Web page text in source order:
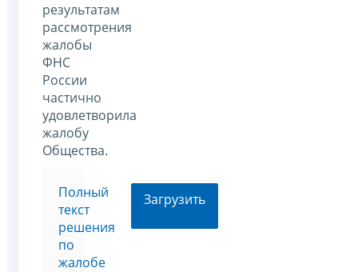
результатам
рассмотрения
жалобы
ФНС
России
частично
удовлетворила
жалобу
Общества.
Полный
текст
решения
по
жалобе
Загрузить